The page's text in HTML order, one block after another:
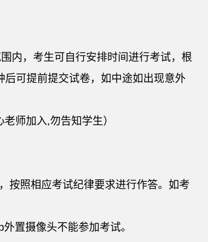
内，考生可自行安排时间进行考试，根
可提前提交试卷，如中途如出现意外
师加入,勿告知学生）
按照相应考试纪律要求进行作答。如考
置摄像头不能参加考试。